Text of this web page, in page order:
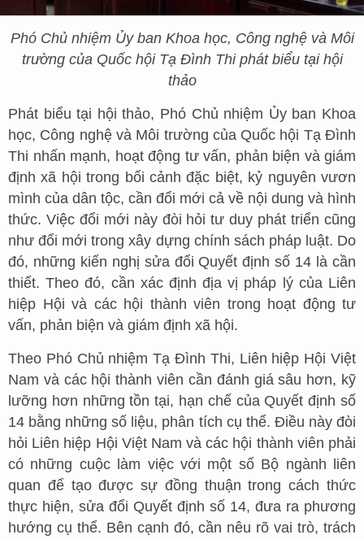
Phó Chủ nhiệm Ủy ban Khoa học, Công nghệ và Môi
trường của Quốc hội Tạ Đình Thi phát biểu tại hội
thảo
Phát biểu tại hội thảo, Phó Chủ nhiệm Ủy ban Khoa
học, Công nghệ và Môi trường của Quốc hội Tạ Đình
Thi nhấn mạnh, hoạt động tư vấn, phản biện và giám
định xã hội trong bối cảnh đặc biệt, kỷ nguyên vươn
mình của dân tộc, cần đổi mới cả về nội dung và hình
thức. Việc đổi mới này đòi hỏi tư duy phát triển cũng
như đổi mới trong xây dựng chính sách pháp luật. Do
đó, những kiến nghị sửa đổi Quyết định số 14 là cần
thiết. Theo đó, cần xác định địa vị pháp lý của Liên
hiệp Hội và các hội thành viên trong hoạt động tư
vấn, phản biện và giám định xã hội.
Theo Phó Chủ nhiệm Tạ Đình Thi, Liên hiệp Hội Việt
Nam và các hội thành viên cần đánh giá sâu hơn, kỹ
lưỡng hơn những tồn tại, hạn chế của Quyết định số
14 bằng những số liệu, phân tích cụ thể. Điều này đòi
hỏi Liên hiệp Hội Việt Nam và các hội thành viên phải
có những cuộc làm việc với một số Bộ ngành liên
quan để tạo được sự đồng thuận trong cách thức
thực hiện, sửa đổi Quyết định số 14, đưa ra phương
hướng cụ thể. Bên cạnh đó, cần nêu rõ vai trò, trách